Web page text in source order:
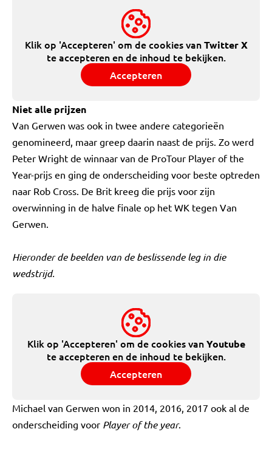
Klik op 'Accepteren' om de cookies vanTwitter X
te accepteren en de inhoud te bekijken.
Accepteren
Niet alle prijzen
Van Gerwen was ook in twee andere categorieën
genomineerd, maar greep daarin naast de prijs. Zo werd
Peter Wright de winnaar van de ProTour Player of the
Year-prijs en ging de onderscheiding voor beste optreden
naar Rob Cross. De Brit kreeg die prijs voor zijn
overwinning in de halve finale op het WK tegen Van
Gerwen.
Hieronder de beelden van de beslissende leg in die
wedstrijd.
Klik op 'Accepteren' om de cookies vanYoutube
te accepteren en de inhoud te bekijken.
Accepteren
Michael van Gerwen won in 2014, 2016, 2017 ook al de
onderscheiding voor Player of the year.